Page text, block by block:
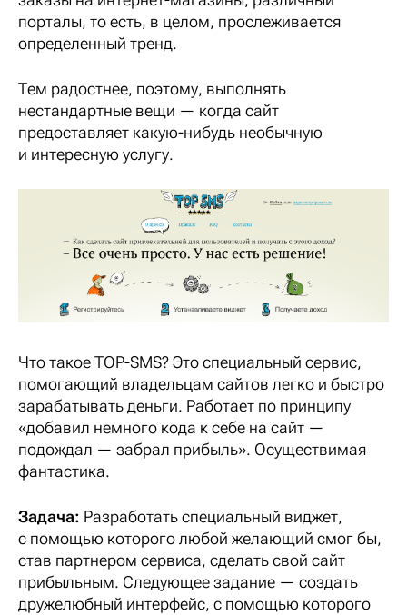
порталы, то есть, в целом, прослеживается
определенный тренд.
Тем радостнее, поэтому, выполнять
нестандартные вещи — когда сайт
предоставляет какую-нибудь необычную
и интересную услугу.
Что такое TOP-SMS? Это специальный сервис,
помогающий владельцам сайтов легко и быстро
зарабатывать деньги. Работает по принципу
«добавил немного кода к себе на сайт —
подождал — забрал прибыль». Осуществимая
фантастика.
Задача: Разработать специальный виджет,
с помощью которого любой желающий смог бы,
став партнером сервиса, сделать свой сайт
прибыльным. Следующее задание — создать
дружелюбный интерфейс, с помощью которого